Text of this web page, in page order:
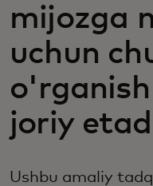
Innovatorlar
Yangiliklar va
mijozga
uchun
joriy
Ushbu amaliy